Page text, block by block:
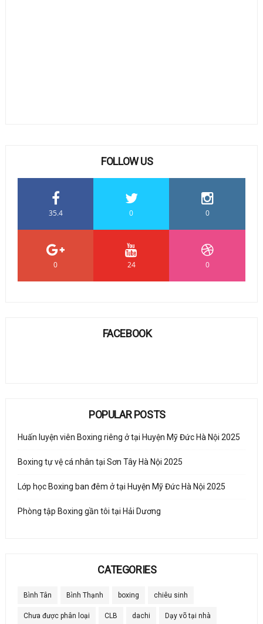
FOLLOW US
35.4 0 0
0 24 0
FACEBOOK
POPULAR POSTS
Huấn luyện viên Boxing riêng ở tại Huyện Mỹ Đức Hà Nội 2025
Boxing tự vệ cá nhân tại Sơn Tây Hà Nội 2025
Lớp học Boxing ban đêm ở tại Huyện Mỹ Đức Hà Nội 2025
Phòng tập Boxing gần tôi tại Hải Dương
CATEGORIES
Bình Tân Bình Thạnh boxing chiêu sinh
Chưa được phân loại CLB dachi Dạy võ tại nhà